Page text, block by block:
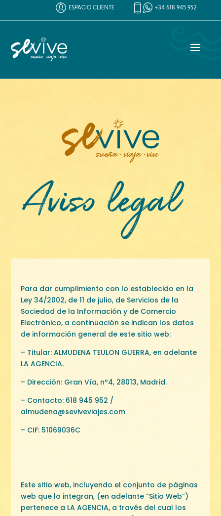
ESPACIO CLIENTE +34 618 945 952
Aviso legal
Para dar cumplimiento con lo establecido en la
Ley 34/2002, de 11 de julio, de Servicios de la
Sociedad de la Información y de Comercio
Electrónico, a continuación se indican los datos
de información general de este sitio web:
– Titular: ALMUDENA TEULON GUERRA, en adelante
LA AGENCIA.
– Dirección: Gran Vía, nº4, 28013, Madrid.
– Contacto: 618 945 952 /
almudena@seviveviajes.com
– CIF: 51069036C
Este sitio web, incluyendo el conjunto de páginas
web que lo integran, (en adelante “Sitio Web”)
pertenece a LA AGENCIA, a través del cual los